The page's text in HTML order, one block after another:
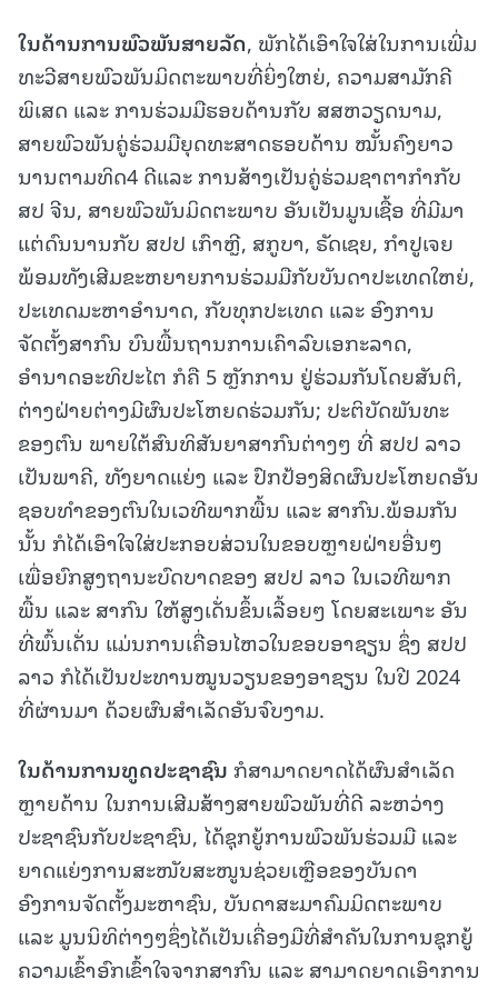
ໃນດ້ານການພົວພັນສາຍລັດ, ພັກໄດ້ເອົາໃຈໃສ່ໃນການເພີ່ມ
ທະວີສາຍພົວພັນມິດຕະພາບທີ່ຍິ່ງໃຫຍ່, ຄວາມສາມັກຄີ
ພິເສດ ແລະ ການຮ່ວມມືຮອບດ້ານກັບ ສສຫວຽດນາມ,
ສາຍພົວພັນຄູ່ຮ່ວມມືຍຸດທະສາດຮອບດ້ານ ໝັ້ນຄົງຍາວ
ນານຕາມທິດ4 ດີແລະ ການສ້າງເປັນຄູ່ຮ່ວມຊາຕາກຳກັບ
ສປ ຈີນ, ສາຍພົວພັນມິດຕະພາບ ອັນເປັນມູນເຊື້ອ ທີ່ມີມາ
ແຕ່ດົນນານກັບ ສປປ ເກົາຫຼີ, ສກູບາ, ຣັດເຊຍ, ກໍາປູເຈຍ
ພ້ອມທັງເສີມຂະຫຍາຍການຮ່ວມມືກັບບັນດາປະເທດໃຫຍ່,
ປະເທດມະຫາອຳນາດ, ກັບທຸກປະເທດ ແລະ ອົງການ
ຈັດຕັ້ງສາກົນ ບົນພື້ນຖານການເຄົາລົບເອກະລາດ,
ອຳນາດອະທິປະໄຕ ກໍຄື 5 ຫຼັກການ ຢູ່ຮ່ວມກັນໂດຍສັນຕິ,
ຕ່າງຝ່າຍຕ່າງມີຜົນປະໂຫຍດຮ່ວມກັນ; ປະຕິບັດພັນທະ
ຂອງຕົນ ພາຍໃຕ້ສົນທິສັນຍາສາກົນຕ່າງໆ ທີ່ ສປປ ລາວ
ເປັນພາຄີ, ທັງຍາດແຍ່ງ ແລະ ປົກປ້ອງສິດຜົນປະໂຫຍດອັນ
ຊອບທຳຂອງຕົນໃນເວທີພາກພື້ນ ແລະ ສາກົນ.ພ້ອມກັນ
ນັ້ນ ກໍໄດ້ເອົາໃຈໃສ່ປະກອບສ່ວນໃນຂອບຫຼາຍຝ່າຍອື່ນໆ
ເພື່ອຍົກສູງຖານະບົດບາດຂອງ ສປປ ລາວ ໃນເວທີພາກ
ພື້ນ ແລະ ສາກົນ ໃຫ້ສູງເດັ່ນຂຶ້ນເລື້ອຍໆ ໂດຍສະເພາະ ອັນ
ທີ່ພົ້ນເດັ່ນ ແມ່ນການເຄື່ອນໄຫວໃນຂອບອາຊຽນ ຊຶ່ງ ສປປ
ລາວ ກໍໄດ້ເປັນປະທານໝູນວຽນຂອງອາຊຽນ ໃນປີ 2024
ທີ່ຜ່ານມາ ດ້ວຍຜົນສຳເລັດອັນຈົບງາມ.
ໃນດ້ານການທູດປະຊາຊົນ ກໍສາມາດຍາດໄດ້ຜົນສຳເລັດ
ຫຼາຍດ້ານ ໃນການເສີມສ້າງສາຍພົວພັນທີ່ດີ ລະຫວ່າງ
ປະຊາຊົນກັບປະຊາຊົນ, ໄດ້ຊຸກຍູ້ການພົວພັນຮ່ວມມື ແລະ
ຍາດແຍ່ງການສະໜັບສະໜູນຊ່ວຍເຫຼືອຂອງບັນດາ
ອົງການຈັດຕັ້ງມະຫາຊົນ, ບັນດາສະມາຄົມມິດຕະພາບ
ແລະ ມູນນິທິຕ່າງໆຊຶ່ງໄດ້ເປັນເຄື່ອງມືທີ່ສຳຄັນໃນການຊຸກຍູ້
ຄວາມເຂົ້າອົກເຂົ້າໃຈຈາກສາກົນ ແລະ ສາມາດຍາດເອົາການ